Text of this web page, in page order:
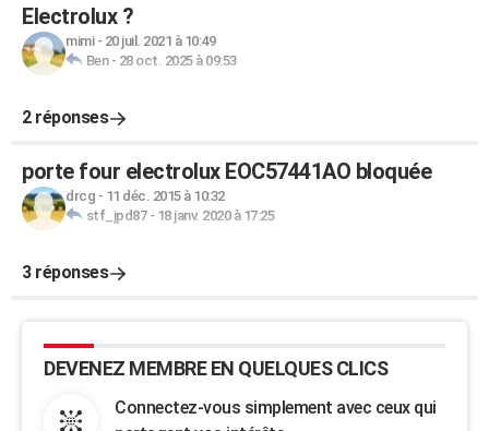
Electrolux ?
mimi- 20 juil. 2021 à 10:49
Ben- 28 oct. 2025 à 09:53
2 réponses
porte four electrolux EOC57441AO bloquée
drcg - 11 déc. 2015 à 10:32
stf_jpd87- 18 janv. 2020 à 17:25
3 réponses
DEVENEZ MEMBRE EN QUELQUES CLICS
Connectez-vous simplement avec ceux qui